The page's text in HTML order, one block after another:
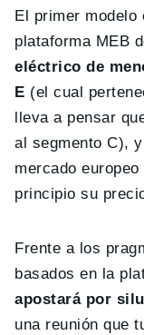
El primer
plataforma MEB
eléctrico de
E (el cual
lleva a pensar
al segmento C),
mercado
principio su
Frente a los
basados en la
apostará por
una reunión que